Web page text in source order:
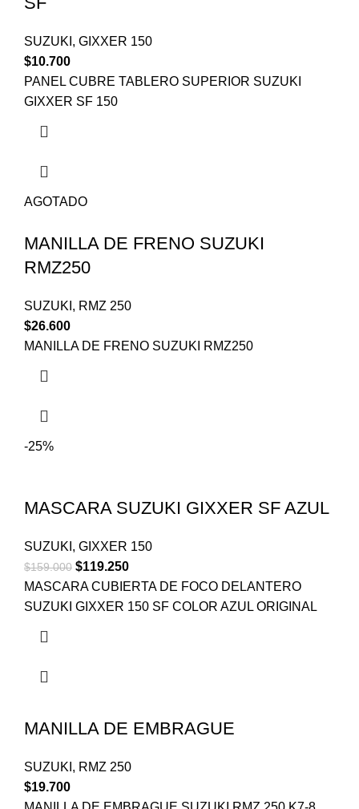
SUZUKI , GIXXER 150
$10.700
PANEL CUBRE TABLERO SUPERIOR SUZUKI
GIXXER SF 150
AGOTADO
MANILLA DE FRENO SUZUKI
RMZ250
SUZUKI , RMZ 250
$26.600
MANILLA DE FRENO SUZUKI RMZ250
-25%
MASCARA SUZUKI GIXXER SF AZUL
SUZUKI , GIXXER 150
$159.000 $119.250
MASCARA CUBIERTA DE FOCO DELANTERO
SUZUKI GIXXER 150 SF COLOR AZUL ORIGINAL
MANILLA DE EMBRAGUE
SUZUKI , RMZ 250
$19.700